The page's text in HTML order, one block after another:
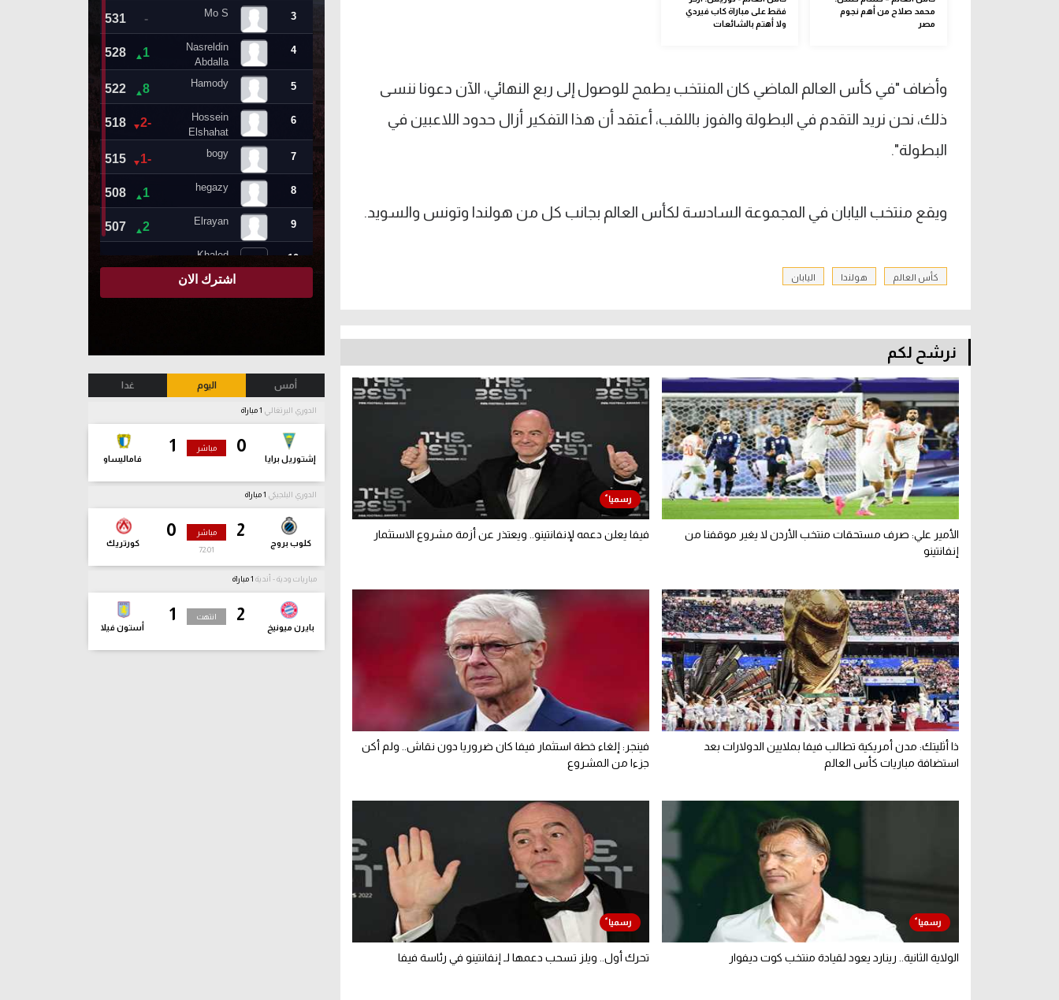
محمد صلاح من أهم نجوم
مصر
فقط على مباراة كاب فيردي
ولا أهتم بالشائعات
وأضاف "في كأس العالم الماضي كان المنتخب يطمح للوصول إلى ربع النهائي، الآن دعونا ننسى
ذلك، نحن نريد التقدم في البطولة والفوز باللقب، أعتقد أن هذا التفكير أزال حدود اللاعبين في
البطولة".
ويقع منتخب اليابان في المجموعة السادسة لكأس العالم بجانب كل من هولندا وتونس والسويد.
كأس العالم هولندا اليابان
نرشح لكم
الأمير علي: صرف مستحقات منتخب الأردن لا يغير موقفنا من
إنفانتينو
فيفا يعلن دعمه لإنفانتينو.. ويعتذر عن أزمة مشروع الاستثمار
ذا أثليتك: مدن أمريكية تطالب فيفا بملايين الدولارات بعد
استضافة مباريات كأس العالم
فينجر: إلغاء خطة استثمار فيفا كان ضروريا دون نقاش.. ولم أكن
جزءا من المشروع
الولاية الثانية.. رينارد يعود لقيادة منتخب كوت ديفوار تحرك أول.. ويلز تسحب دعمها لـ إنفانتينو في رئاسة فيفا
أمس اليوم غدا
الدوري البرتغالي
0
إشتوريل برايا
1
فاماليساو
مباشر
الدوري البلجيكي
2
كلوب بروج
0
كورتريك
مباشر
72:02
مباريات ودية - أندية
2
بايرن ميونيخ
1
أستون فيلا
انتهت